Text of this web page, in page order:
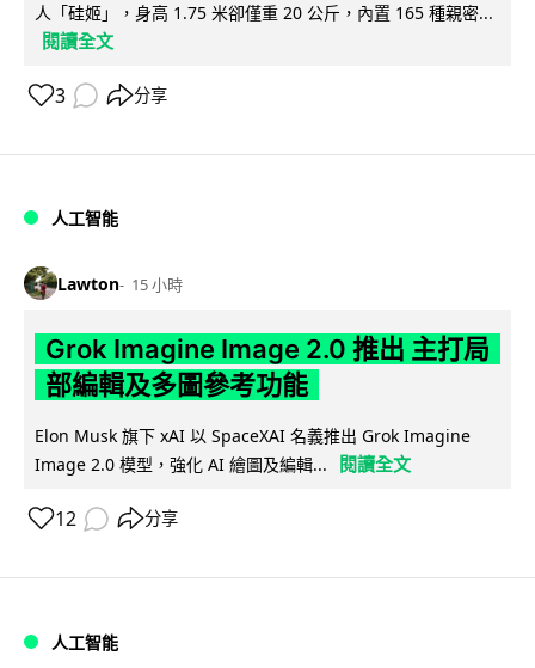
人「硅姬」，身高 1.75 米卻僅重 20 公斤，內置 165 種親密...
閱讀全文
3 分享
人工智能
Lawton 15 小時
Grok Imagine Image 2.0 推出 主打局
部編輯及多圖參考功能
Elon Musk 旗下 xAI 以 SpaceXAI 名義推出 Grok Imagine
Image 2.0 模型，強化 AI 繪圖及編輯...
閱讀全文
12 分享
人工智能